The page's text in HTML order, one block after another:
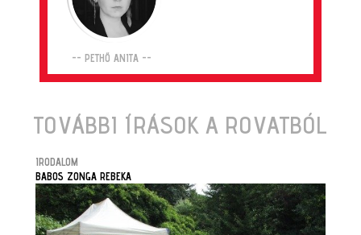
-- PETHŐ ANITA --
TOVÁBBI ÍRÁSOK A ROVATBÓL
IRODALOM
BABOS ZONGA REBEKA